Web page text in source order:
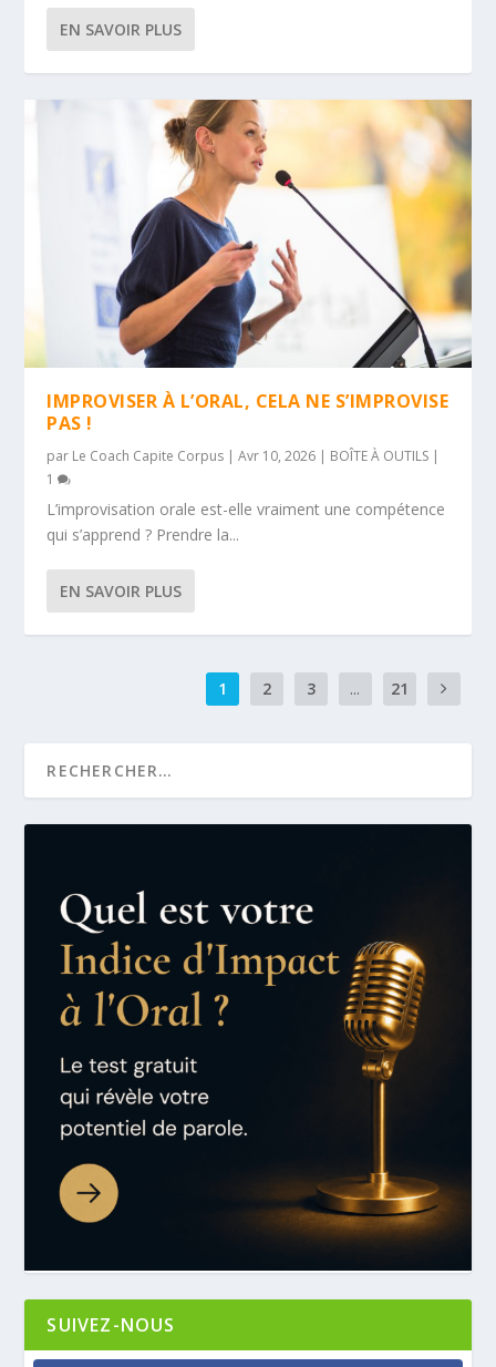
EN SAVOIR PLUS
IMPROVISER À L’ORAL, CELA NE S’IMPROVISE
PAS !
par Le Coach Capite Corpus |Avr 10, 2026 | BOÎTE À OUTILS |
1
L’improvisation orale est-elle vraiment une compétence
qui s’apprend ? Prendre la...
EN SAVOIR PLUS
1 2 3 ... 21
SUIVEZ-NOUS